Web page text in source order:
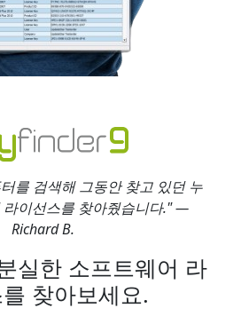
를 검색해 그동안 찾고 있던 누
라이선스를 찾아줬습니다." —
Richard B.
실한 소프트웨어 라
찾아보세요.